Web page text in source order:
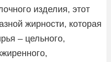
изделия, этот
жирности, которая
– цельного,